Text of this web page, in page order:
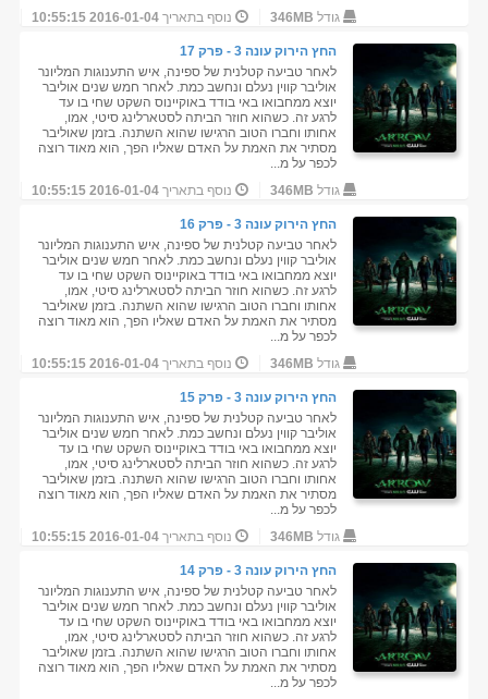
גודל 346MB נוסף בתאריך2016-01-04 10:55:15
החץ הירוק עונה 3 - פרק 17
לאחר טביעה קטלנית של ספינה, איש התענוגות המליונר
אוליבר קווין נעלם ונחשב כמת. לאחר חמש שנים אוליבר
יוצא ממחבואו באי בודד באוקיינוס השקט שחי בו עד
לרגע זה. כשהוא חוזר הביתה לסטארלינג סיטי, אמו,
אחותו וחברו הטוב הרגישו שהוא השתנה. בזמן שאוליבר
מסתיר את האמת על האדם שאליו הפך, הוא מאוד רוצה
לכפר על מ...
גודל 346MB נוסף בתאריך2016-01-04 10:55:15
החץ הירוק עונה 3 - פרק 16
לאחר טביעה קטלנית של ספינה, איש התענוגות המליונר
אוליבר קווין נעלם ונחשב כמת. לאחר חמש שנים אוליבר
יוצא ממחבואו באי בודד באוקיינוס השקט שחי בו עד
לרגע זה. כשהוא חוזר הביתה לסטארלינג סיטי, אמו,
אחותו וחברו הטוב הרגישו שהוא השתנה. בזמן שאוליבר
מסתיר את האמת על האדם שאליו הפך, הוא מאוד רוצה
לכפר על מ...
גודל 346MB נוסף בתאריך2016-01-04 10:55:15
החץ הירוק עונה 3 - פרק 15
לאחר טביעה קטלנית של ספינה, איש התענוגות המליונר
אוליבר קווין נעלם ונחשב כמת. לאחר חמש שנים אוליבר
יוצא ממחבואו באי בודד באוקיינוס השקט שחי בו עד
לרגע זה. כשהוא חוזר הביתה לסטארלינג סיטי, אמו,
אחותו וחברו הטוב הרגישו שהוא השתנה. בזמן שאוליבר
מסתיר את האמת על האדם שאליו הפך, הוא מאוד רוצה
לכפר על מ...
גודל 346MB נוסף בתאריך2016-01-04 10:55:15
החץ הירוק עונה 3 - פרק 14
לאחר טביעה קטלנית של ספינה, איש התענוגות המליונר
אוליבר קווין נעלם ונחשב כמת. לאחר חמש שנים אוליבר
יוצא ממחבואו באי בודד באוקיינוס השקט שחי בו עד
לרגע זה. כשהוא חוזר הביתה לסטארלינג סיטי, אמו,
אחותו וחברו הטוב הרגישו שהוא השתנה. בזמן שאוליבר
מסתיר את האמת על האדם שאליו הפך, הוא מאוד רוצה
לכפר על מ...